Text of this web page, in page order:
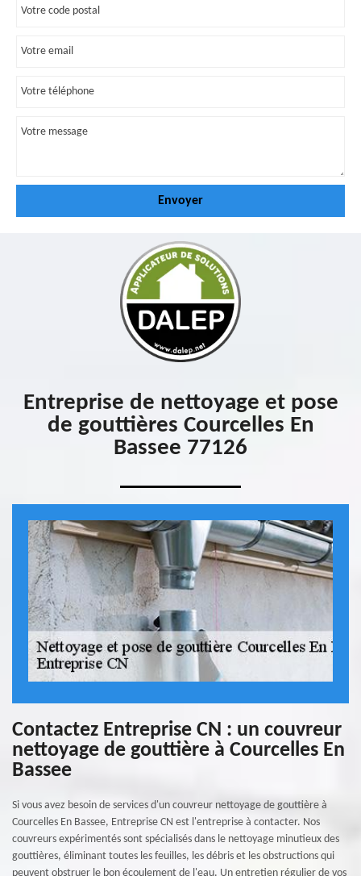
Entreprise de nettoyage et pose
de gouttières Courcelles En
Bassee 77126
Contactez Entreprise CN : un couvreur
nettoyage de gouttière à Courcelles En
Bassee
Si vous avez besoin de services d'un couvreur nettoyage de gouttière à
Courcelles En Bassee, Entreprise CN est l'entreprise à contacter. Nos
couvreurs expérimentés sont spécialisés dans le nettoyage minutieux des
gouttières, éliminant toutes les feuilles, les débris et les obstructions qui
peuvent obstruer le bon écoulement de l'eau. Un entretien régulier de vos